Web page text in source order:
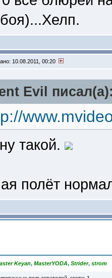
10.08.2011, 00:20
Evil
такой.
полёт
Keyan, MasterYODA, Strider, strom